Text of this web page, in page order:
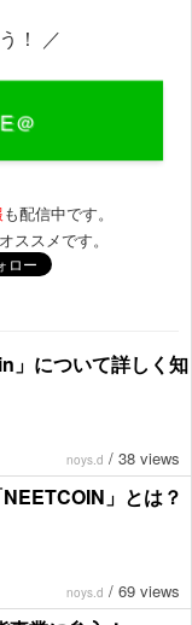
！ ／
も配信中です。
ススメです。
」について詳しく知
noys.d / 38 views
」とは？
noys.d / 69 views